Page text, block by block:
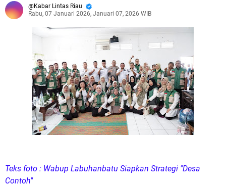
Kabar Lintas Riau
Rabu, 07 Januari 2026, Januari 07, 2026 WIB
Teks foto : Wabup Labuhanbatu Siapkan Strategi "Desa
Contoh"